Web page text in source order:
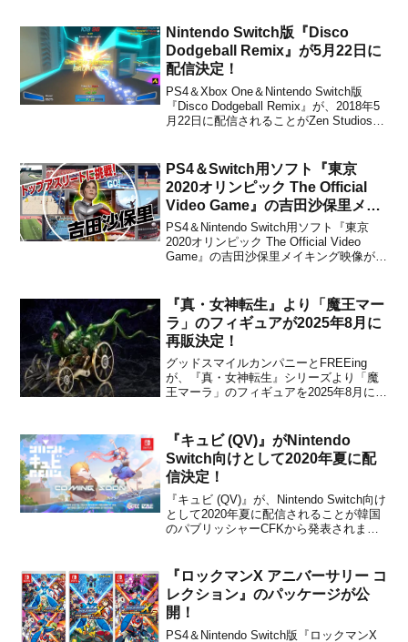
Nintendo Switch版『Disco
Dodgeball Remix』が5月22日に
配信決定！
PS4＆Xbox One＆Nintendo Switch版
『Disco Dodgeball Remix』が、2018年5
月22日に配信されることがZen Studiosか
された、物理演算に基づいた...
PS4＆Switch用ソフト『東京
2020オリンピック The Official
Video Game』の吉田沙保里メイ
キング映像が公開！
PS4＆Nintendo Switch用ソフト『東京
2020オリンピック The Official Video
Game』の吉田沙保里メイキング映像が、
2020オリンピック The Official Vide...
『真・女神転生』より「魔王マー
ラ」のフィギュアが2025年8月に
再販決定！
グッドスマイルカンパニーとFREEing
が、『真・女神転生』シリーズより「魔
王マーラ」のフィギュアを2025年8月に再
ど、多くのシリーズ作品に登場した「魔
王マーラ」様のフィギュアが好評につき
再び登場です！アトラ...
『キュビ (QV)』がNintendo
Switch向けとして2020年夏に配
信決定！
『キュビ (QV)』が、Nintendo Switch向け
として2020年夏に配信されることが韓国
のパブリッシャーCFKから発表されまし
ビ”の冒険を描くアクションアドベンチャ
ーゲームが開発中です！Nintend...
『ロックマンX アニバーサリー コ
レクション』のパッケージが公
開！
PS4＆Nintendo Switch版『ロックマンX